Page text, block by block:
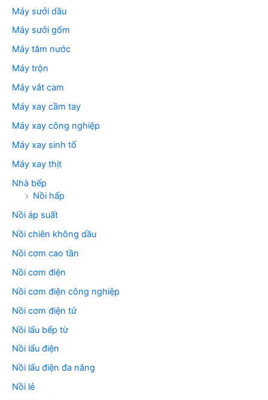
Máy sưởi dầu
Máy sưởi gốm
Máy tăm nước
Máy trộn
Máy vắt cam
Máy xay cầm tay
Máy xay công nghiệp
Máy xay sinh tố
Máy xay thịt
Nhà bếp
Nồi hấp
Nồi áp suất
Nồi chiên không dầu
Nồi cơm cao tần
Nồi cơm điện
Nồi cơm điện công nghiệp
Nồi cơm điện tử
Nồi lẩu bếp từ
Nồi lẩu điện
Nồi lẩu điện đa năng
Nồi lẻ